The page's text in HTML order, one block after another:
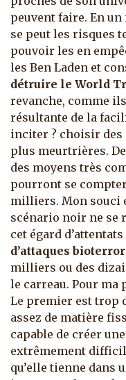
peuvent faire. En
se peut les risques
pouvoir les en
les Ben Laden et
détruire le World
revanche, comme
résultante de la
inciter ? choisir
plus meurtrières.
des moyens très
pourront se
milliers. Mon souci
scénario noir ne se
cet égard d’attentats
d’attaques
milliers ou des
le carreau. Pour ma
Le premier est trop
assez de matière
capable de créer
extrêmement
qu’elle tienne dans